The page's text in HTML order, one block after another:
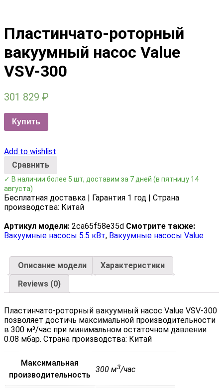
Пластинчато-роторный
вакуумный насос Value
VSV-300
301 829 ₽
Купить
Add to wishlist
Сравнить
✓ В наличии более 5 шт, доставим за 7 дней (в пятницу 14
августа)
Бесплатная доставка | Гарантия 1 год | Страна
производства: Китай
Артикул модели: 2ca65f58e35d Смотрите также:
Вакуумные насосы 5.5 кВт, Вакуумные насосы Value
Описание модели
Характеристики
Reviews (0)
Пластинчато-роторный вакуумный насос Value VSV-300
позволяет достичь максимальной производительности
в 300 м³/час при минимальном остаточном давлении
0.08 мбар. Страна производства: Китай
Максимальная
производительность
300 м3/час